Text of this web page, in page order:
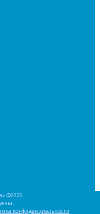
©2026.
конфиденциальности